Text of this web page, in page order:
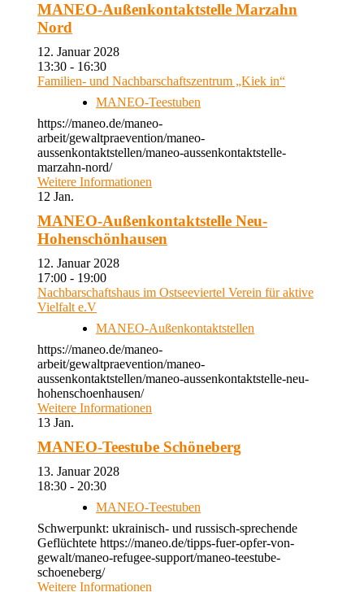
MANEO-Außenkontaktstelle Marzahn
Nord
12. Januar 2028
13:30 - 16:30
Familien- und Nachbarschaftszentrum „Kiek in“
MANEO-Teestuben
https://maneo.de/maneo-
arbeit/gewaltpraevention/maneo-
aussenkontaktstellen/maneo-aussenkontaktstelle-
marzahn-nord/
Weitere Informationen
12 Jan.
MANEO-Außenkontaktstelle Neu-
Hohenschönhausen
12. Januar 2028
17:00 - 19:00
Nachbarschaftshaus im Ostseeviertel Verein für aktive
Vielfalt e.V
MANEO-Außenkontaktstellen
https://maneo.de/maneo-
arbeit/gewaltpraevention/maneo-
aussenkontaktstellen/maneo-aussenkontaktstelle-neu-
hohenschoenhausen/
Weitere Informationen
13 Jan.
MANEO-Teestube Schöneberg
13. Januar 2028
18:30 - 20:30
MANEO-Teestuben
Schwerpunkt: ukrainisch- und russisch-sprechende
Geflüchtete https://maneo.de/tipps-fuer-opfer-von-
gewalt/maneo-refugee-support/maneo-teestube-
schoeneberg/
Weitere Informationen